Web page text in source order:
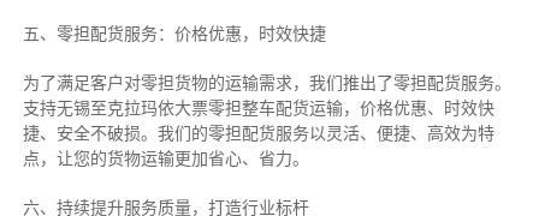
五、零担配货服务：价格优惠，时效快捷
为了满足客户对零担货物的运输需求，我们推出了零担配货服务。
支持无锡至克拉玛依大票零担整车配货运输，价格优惠、时效快
捷、安全不破损。我们的零担配货服务以灵活、便捷、高效为特
点，让您的货物运输更加省心、省力。
六、持续提升服务质量，打造行业标杆